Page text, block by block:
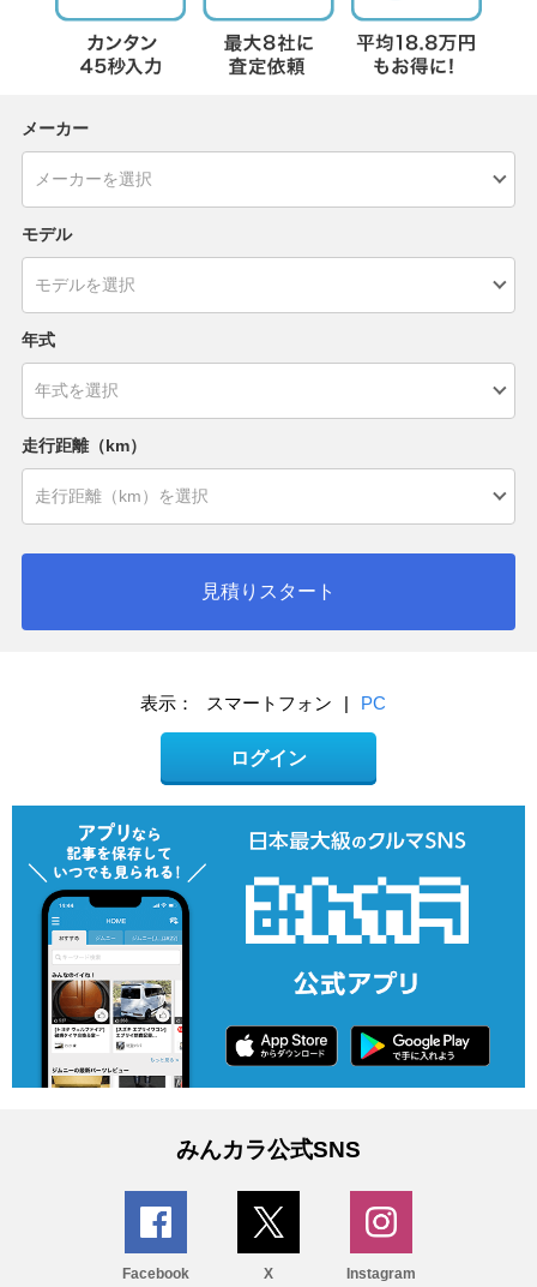
メーカー
モデル
年式
走行距離（km）
見積りスタート
表示： スマートフォン | PC
ログイン
みんカラ公式SNS
Facebook X Instagram